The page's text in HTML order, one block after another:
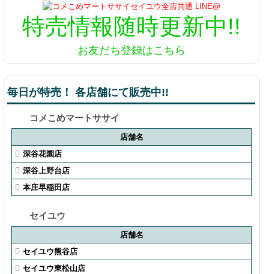
特売情報随時更新中!!
お友だち登録はこちら
毎日が特売！ 各店舗にて販売中!!
コメこめマートササイ
店舗名
深谷花園店
深谷上野台店
本庄早稲田店
セイユウ
店舗名
セイユウ熊谷店
セイユウ東松山店